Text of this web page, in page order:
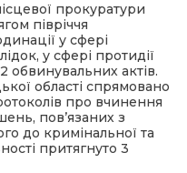
прокуратури
півріччя
у сфері
у сфері протидії
обвинувальних актів.
області спрямовано
про вчинення
пов’язаних з
до кримінальної та
притягнуто 3